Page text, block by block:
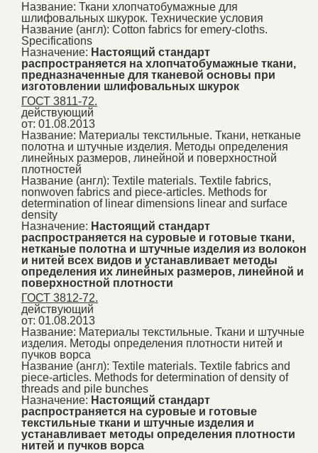
Название: Ткани хлопчатобумажные для
шлифовальных шкурок. Технические условия
Название (англ): Cotton fabrics for emery-cloths.
Specifications
Назначение: Настоящий стандарт
распространяется на хлопчатобумажные ткани,
предназначенные для тканевой основы при
изготовлении шлифовальных шкурок
ГОСТ 3811-72.
действующий
от: 01.08.2013
Название: Материалы текстильные. Ткани, нетканые
полотна и штучные изделия. Методы определения
линейных размеров, линейной и поверхностной
плотностей
Название (англ): Textile materials. Textile fabrics,
nonwoven fabrics and piece-articles. Methods for
determination of linear dimensions linear and surface
density
Назначение: Настоящий стандарт
распространяется на суровые и готовые ткани,
нетканые полотна и штучные изделия из волокон
и нитей всех видов и устанавливает методы
определения их линейных размеров, линейной и
поверхностной плотности
ГОСТ 3812-72.
действующий
от: 01.08.2013
Название: Материалы текстильные. Ткани и штучные
изделия. Методы определения плотности нитей и
пучков ворса
Название (англ): Textile materials. Textile fabrics and
piece-articles. Methods for determination of density of
threads and pile bunches
Назначение: Настоящий стандарт
распространяется на суровые и готовые
текстильные ткани и штучные изделия и
устанавливает методы определения плотности
нитей и пучков ворса